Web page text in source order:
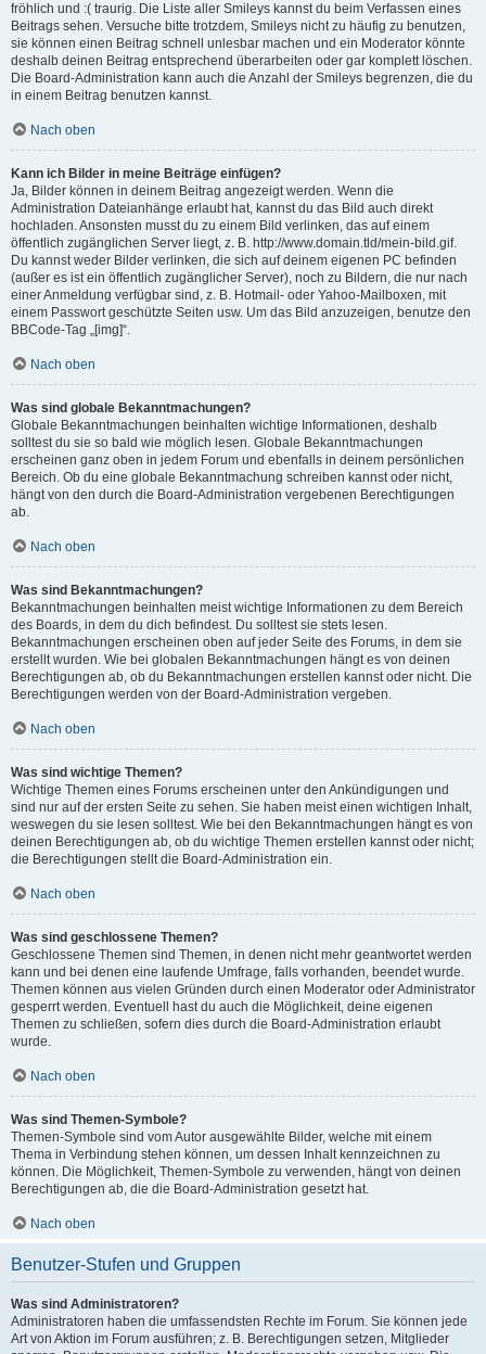
fröhlich und :( traurig. Die Liste aller Smileys kannst du beim Verfassen eines
Beitrags sehen. Versuche bitte trotzdem, Smileys nicht zu häufig zu benutzen,
sie können einen Beitrag schnell unlesbar machen und ein Moderator könnte
deshalb deinen Beitrag entsprechend überarbeiten oder gar komplett löschen.
Die Board-Administration kann auch die Anzahl der Smileys begrenzen, die du
in einem Beitrag benutzen kannst.
Nach oben
Kann ich Bilder in meine Beiträge einfügen?
Ja, Bilder können in deinem Beitrag angezeigt werden. Wenn die
Administration Dateianhänge erlaubt hat, kannst du das Bild auch direkt
hochladen. Ansonsten musst du zu einem Bild verlinken, das auf einem
öffentlich zugänglichen Server liegt, z. B. http://www.domain.tld/mein-bild.gif.
Du kannst weder Bilder verlinken, die sich auf deinem eigenen PC befinden
(außer es ist ein öffentlich zugänglicher Server), noch zu Bildern, die nur nach
einer Anmeldung verfügbar sind, z. B. Hotmail- oder Yahoo-Mailboxen, mit
einem Passwort geschützte Seiten usw. Um das Bild anzuzeigen, benutze den
BBCode-Tag „[img]“.
Nach oben
Was sind globale Bekanntmachungen?
Globale Bekanntmachungen beinhalten wichtige Informationen, deshalb
solltest du sie so bald wie möglich lesen. Globale Bekanntmachungen
erscheinen ganz oben in jedem Forum und ebenfalls in deinem persönlichen
Bereich. Ob du eine globale Bekanntmachung schreiben kannst oder nicht,
hängt von den durch die Board-Administration vergebenen Berechtigungen
ab.
Nach oben
Was sind Bekanntmachungen?
Bekanntmachungen beinhalten meist wichtige Informationen zu dem Bereich
des Boards, in dem du dich befindest. Du solltest sie stets lesen.
Bekanntmachungen erscheinen oben auf jeder Seite des Forums, in dem sie
erstellt wurden. Wie bei globalen Bekanntmachungen hängt es von deinen
Berechtigungen ab, ob du Bekanntmachungen erstellen kannst oder nicht. Die
Berechtigungen werden von der Board-Administration vergeben.
Nach oben
Was sind wichtige Themen?
Wichtige Themen eines Forums erscheinen unter den Ankündigungen und
sind nur auf der ersten Seite zu sehen. Sie haben meist einen wichtigen Inhalt,
weswegen du sie lesen solltest. Wie bei den Bekanntmachungen hängt es von
deinen Berechtigungen ab, ob du wichtige Themen erstellen kannst oder nicht;
die Berechtigungen stellt die Board-Administration ein.
Nach oben
Was sind geschlossene Themen?
Geschlossene Themen sind Themen, in denen nicht mehr geantwortet werden
kann und bei denen eine laufende Umfrage, falls vorhanden, beendet wurde.
Themen können aus vielen Gründen durch einen Moderator oder Administrator
gesperrt werden. Eventuell hast du auch die Möglichkeit, deine eigenen
Themen zu schließen, sofern dies durch die Board-Administration erlaubt
wurde.
Nach oben
Was sind Themen-Symbole?
Themen-Symbole sind vom Autor ausgewählte Bilder, welche mit einem
Thema in Verbindung stehen können, um dessen Inhalt kennzeichnen zu
können. Die Möglichkeit, Themen-Symbole zu verwenden, hängt von deinen
Berechtigungen ab, die die Board-Administration gesetzt hat.
Nach oben
Benutzer-Stufen und Gruppen
Was sind Administratoren?
Administratoren haben die umfassendsten Rechte im Forum. Sie können jede
Art von Aktion im Forum ausführen; z. B. Berechtigungen setzen, Mitglieder